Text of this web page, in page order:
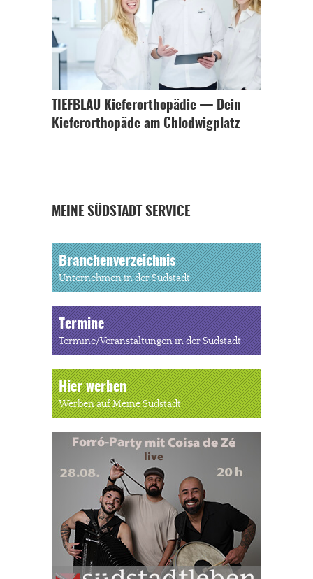
TIEFBLAU Kieferorthopädie — Dein
Kieferorthopäde am Chlodwigplatz
MEINE SÜDSTADT SERVICE
Branchenverzeichnis
Unternehmen in der Südstadt
Termine
Termine/Veranstaltungen in der Südstadt
Hier werben
Werben auf Meine Südstadt